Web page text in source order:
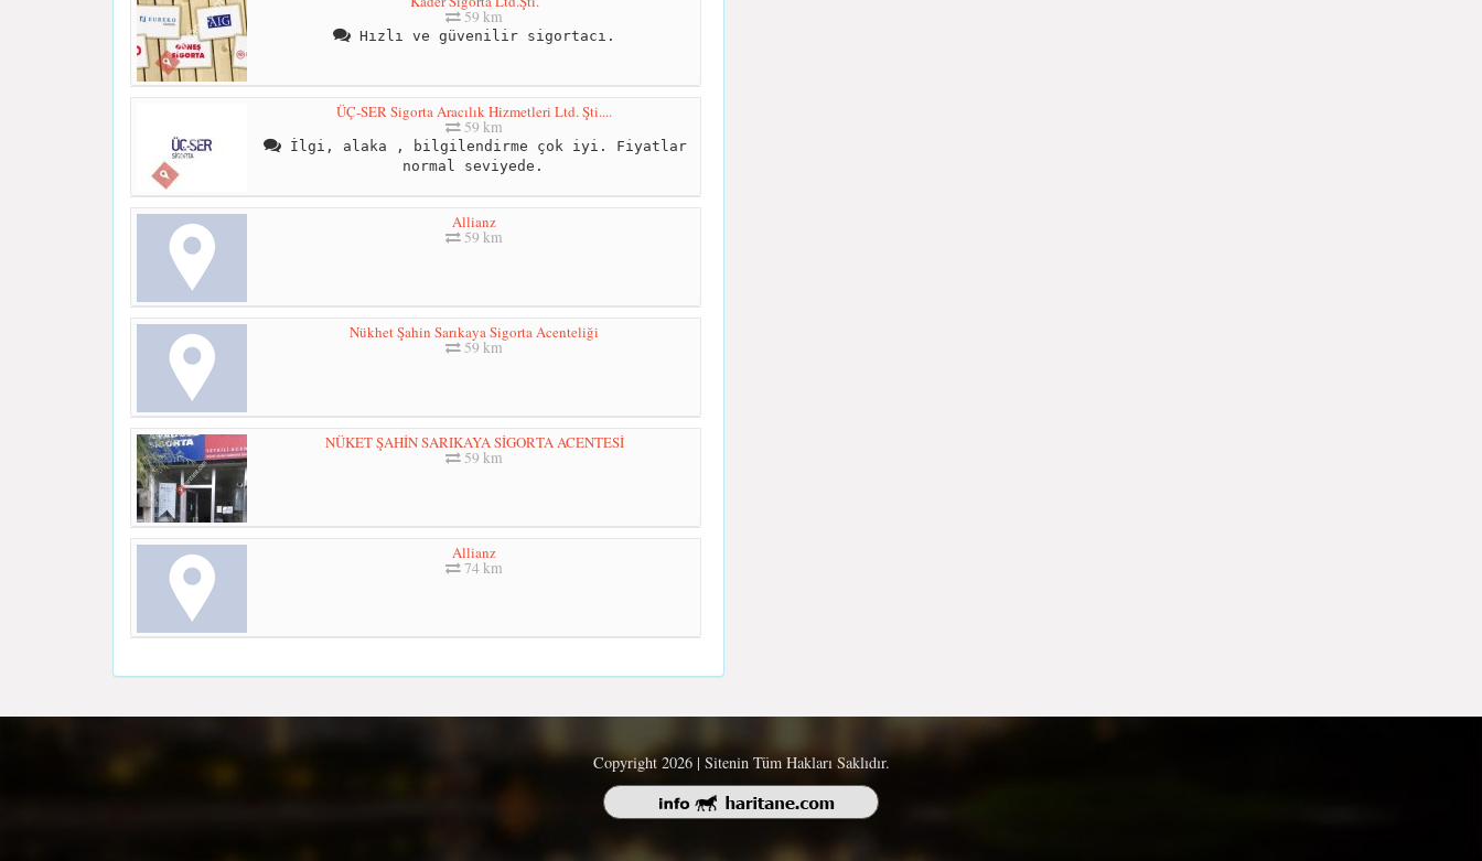
59 km
Hızlı ve güvenilir sigortacı.
ÜÇ-SER Sigorta Aracılık Hizmetleri Ltd. Şti....
59 km
İlgi, alaka , bilgilendirme çok iyi. Fiyatlar
normal seviyede.
Allianz
59 km
Nükhet Şahin Sarıkaya Sigorta Acenteliği
59 km
NÜKET ŞAHİN SARIKAYA SİGORTA ACENTESİ
59 km
Allianz
74 km
Copyright 2026 | Sitenin Tüm Hakları Saklıdır.